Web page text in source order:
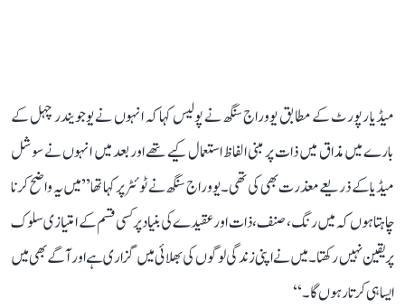
میڈیا رپورٹ کے مطابق یووراج سنگھ نے پولیس کہا کہ انہوں نے یوجویندر چہل کے
بارے میں مذاق میں ذات پر مبنی الفاظ استعمال کیے تھے اور بعد میں انہوں نے سوشل
میڈیا کے ذریعے معذرت بھی کی تھی۔ یووراج سنگھ نے ٹوئٹر پر کہا تھا ’’میں یہ واضح کرنا
چاہتا ہوں کہ میں رنگ، صنف، ذات اور عقیدے کی بنیاد پر کسی قسم کے امتیازی سلوک
پر یقین نہیں رکھتا۔ میں نے اپنی زندگی لوگوں کی بھلائی میں گزاری ہے اور آگے بھی میں
ایسا ہی کرتا رہوں گا۔‘‘